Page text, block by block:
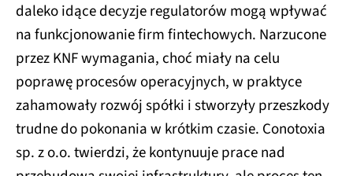
daleko idące decyzje regulatorów mogą wpływać
na funkcjonowanie firm fintechowych. Narzucone
przez KNF wymagania, choć miały na celu
poprawę procesów operacyjnych, w praktyce
zahamowały rozwój spółki i stworzyły przeszkody
trudne do pokonania w krótkim czasie. Conotoxia
sp. z o.o. twierdzi, że kontynuuje prace nad